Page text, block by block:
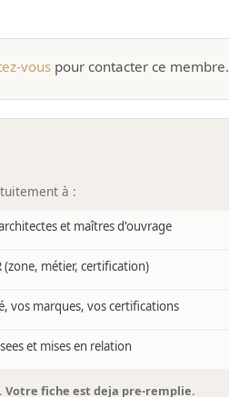
vous pour contacter ce membre.
à :
et maîtres d'ouvrage
(zone, métier, certification)
vos marques, vos certifications
et mises en relation
Votre fiche est deja pre-remplie.